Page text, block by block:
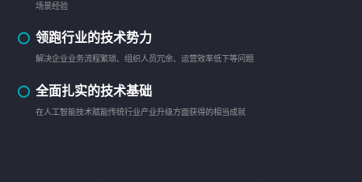
场景经验
领跑行业的技术势力
解决企业业务流程繁琐、组织人员冗余、运营效率低下等问题
全面扎实的技术基础
在人工智能技术赋能传统行业产业升级方面获得的相当成就